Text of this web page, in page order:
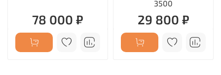
78 000 ₽
3500
29 800 ₽